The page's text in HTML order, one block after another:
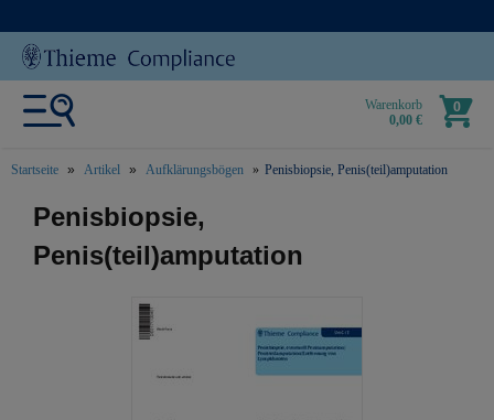
Warenkorb
0,00 €
0
Startseite Artikel Aufklärungsbögen Penisbiopsie, Penis(teil)amputation
text.skipToContent
text.skipToNavigation
Penisbiopsie,
Penis(teil)amputation